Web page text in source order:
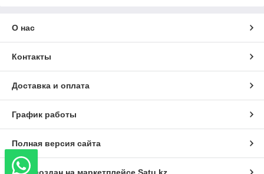
О нас
Контакты
Доставка и оплата
График работы
Полная версия сайта